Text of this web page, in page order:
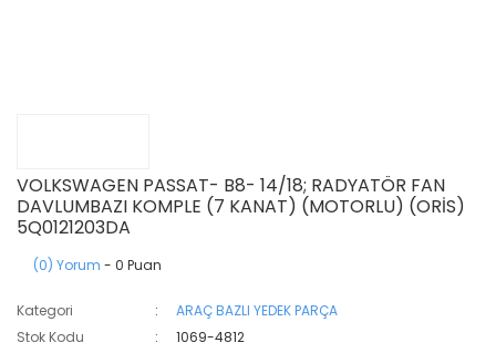
VOLKSWAGEN PASSAT- B8- 14/18; RADYATÖR FAN
DAVLUMBAZI KOMPLE (7 KANAT) (MOTORLU) (ORİS)
5Q0121203DA
(0) Yorum - 0 Puan
Kategori
ARAÇ BAZLI YEDEK PARÇA
Stok Kodu
1069-4812